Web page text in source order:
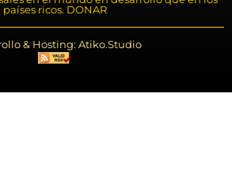
países ricos. DONAR
& Hosting: Atiko.Studio